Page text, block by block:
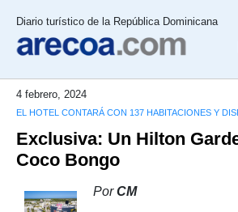
Diario turístico de la República Dominicana
4 febrero, 2024
EL HOTEL CONTARÁ CON 137 HABITACIONES Y
Exclusiva: Un Hilton
Coco Bongo
PorCM